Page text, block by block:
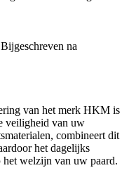
Bijgeschreven na
van het merk HKM is
veiligheid van uw
combineert dit
het dagelijks
welzijn van uw paard.